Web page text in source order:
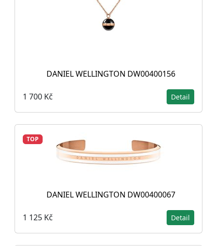
DANIEL WELLINGTON DW00400156
1 700 Kč Detail
TOP
DANIEL WELLINGTON DW00400067
1 125 Kč Detail